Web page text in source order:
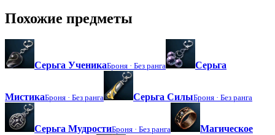
Похожие предметы
Серьга УченикаБроня · Без ранга Серьга
МистикаБроня · Без ранга Серьга СилыБроня · Без ранга
Серьга МудростиБроня · Без ранга Магическое